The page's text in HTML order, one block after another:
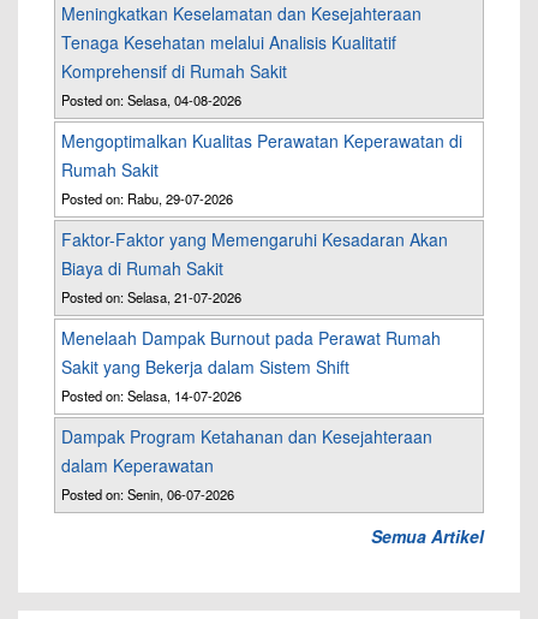
Meningkatkan Keselamatan dan Kesejahteraan
Tenaga Kesehatan melalui Analisis Kualitatif
Komprehensif di Rumah Sakit
Posted on: Selasa, 04-08-2026
Mengoptimalkan Kualitas Perawatan Keperawatan di
Rumah Sakit
Posted on: Rabu, 29-07-2026
Faktor-Faktor yang Memengaruhi Kesadaran Akan
Biaya di Rumah Sakit
Posted on: Selasa, 21-07-2026
Menelaah Dampak Burnout pada Perawat Rumah
Sakit yang Bekerja dalam Sistem Shift
Posted on: Selasa, 14-07-2026
Dampak Program Ketahanan dan Kesejahteraan
dalam Keperawatan
Posted on: Senin, 06-07-2026
Semua Artikel